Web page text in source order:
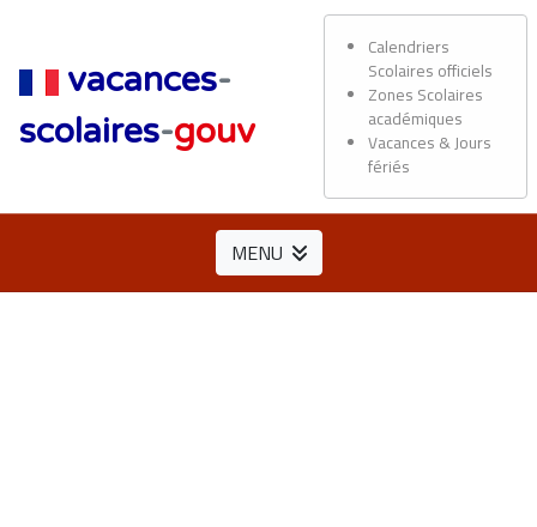
vacances-
scolaires-gouv
Calendriers
Scolaires officiels
Zones Scolaires
académiques
Vacances & Jours
fériés
MENU